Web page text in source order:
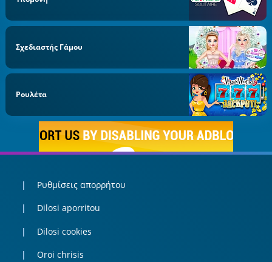
Σχεδιαστής Γάμου
Ρουλέτα
Ρυθμίσεις απορρήτου
Dilosi aporritou
Dilosi cookies
Oroi chrisis